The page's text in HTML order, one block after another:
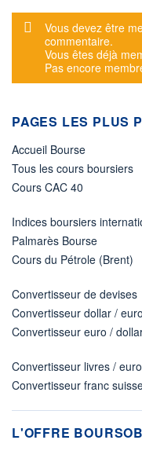
Message d'alerte
Vous devez être
commentaire.
Vous êtes déjà
Pas encore
PAGES LES PLUS
Accueil Bourse
Tous les cours boursiers
Cours CAC 40
Indices boursiers
Palmarès Bourse
Cours du Pétrole (Brent)
Convertisseur de devises
Convertisseur dollar / euro
Convertisseur euro /
Convertisseur livres / euro
Convertisseur franc
L'OFFRE